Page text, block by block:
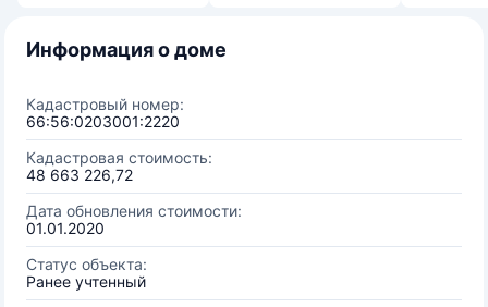
Информация о доме
Кадастровый номер:
66:56:0203001:2220
Кадастровая стоимость:
48 663 226,72
Дата обновления стоимости:
01.01.2020
Статус объекта:
Ранее учтенный